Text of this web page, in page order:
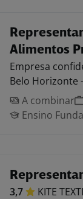
Alimentos
Empresa
Belo Horizonte
A combinar
Ensino
3,7 KITE